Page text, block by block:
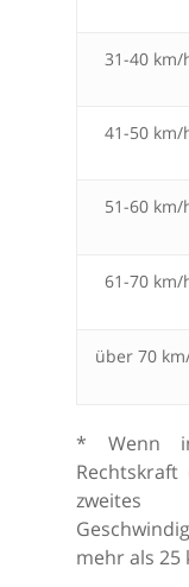
31-40 km/
41-50 km/
51-60 km/
61-70 km/
über 70
* Wenn
mehr als